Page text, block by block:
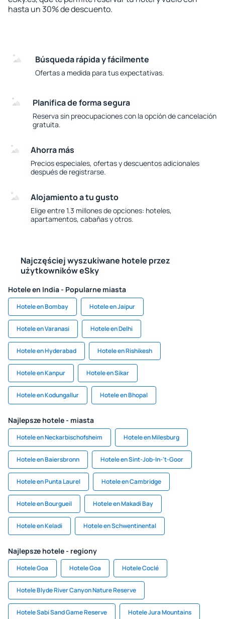
hasta un 30% de descuento.
Búsqueda rápida y fácilmente
Ofertas a medida para tus expectativas.
Planifica de forma segura
Reserva sin preocupaciones con la opción de cancelación
gratuita.
Ahorra más
Precios especiales, ofertas y descuentos adicionales
después de registrarse.
Alojamiento a tu gusto
Elige entre 1.3 millones de opciones: hoteles,
apartamentos, cabañas y otros.
Najczęściej wyszukiwane hotele przez
użytkowników eSky
Hotele en India - Popularne miasta
Hotele en Bombay Hotele en Jaipur
Hotele en Varanasi Hotele en Delhi
Hotele en Hyderabad Hotele en Rishikesh
Hotele en Kanpur Hotele en Sikar
Hotele en Kodungallur Hotele en Bhopal
Najlepsze hotele - miasta
Hotele en Neckarbischofsheim Hotele en Milesburg
Hotele en Baiersbronn Hotele en Sint-Job-In-'t-Goor
Hotele en Punta Laurel Hotele en Cambridge
Hotele en Bourgueil Hotele en Makadi Bay
Hotele en Keladi Hotele en Schwentinental
Najlepsze hotele - regiony
Hotele Goa Hotele Goa Hotele Coclé
Hotele Blyde River Canyon Nature Reserve
Hotele Sabi Sand Game Reserve Hotele Jura Mountains